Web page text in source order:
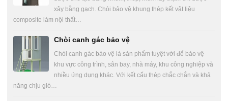
xây bằng gạch. Chòi bảo vệ khung thép kết vật liệu
composite làm nội thất…
Chòi canh gác bảo vệ
Chòi canh gác bảo vệ là sản phẩm tuyệt vời để bảo vệ
khu vực công trình, sân bay, nhà máy, khu công nghiệp và
nhiều ứng dụng khác. Với kết cấu thép chắc chắn và khả
năng chịu gió…